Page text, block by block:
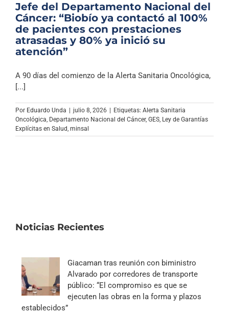
Columnas
Música Clásica
Archivo Sonoro
Jefe del Departamento Nacional del
Cáncer: “Biobío ya contactó al 100%
de pacientes con prestaciones
atrasadas y 80% ya inició su
atención”
A 90 días del comienzo de la Alerta Sanitaria Oncológica,
[...]
Por Eduardo Unda julio 8, 2026 Etiquetas: Alerta Sanitaria
Oncológica, Departamento Nacional del Cáncer, GES, Ley de Garantías
Explícitas en Salud, minsal
Noticias Recientes
Giacaman tras reunión con biministro
Alvarado por corredores de transporte
público: “El compromiso es que se
ejecuten las obras en la forma y plazos
establecidos”